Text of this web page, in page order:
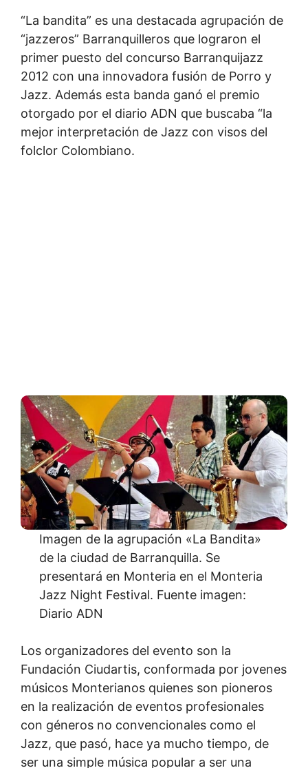
“La bandita” es una destacada agrupación de
“jazzeros” Barranquilleros que lograron el
primer puesto del concurso Barranquijazz
2012 con una innovadora fusión de Porro y
Jazz. Además esta banda ganó el premio
otorgado por el diario ADN que buscaba “la
mejor interpretación de Jazz con visos del
folclor Colombiano.
Imagen de la agrupación «La Bandita»
de la ciudad de Barranquilla. Se
presentará en Monteria en el Monteria
Jazz Night Festival. Fuente imagen:
Diario ADN
Los organizadores del evento son la
Fundación Ciudartis, conformada por jovenes
músicos Monterianos quienes son pioneros
en la realización de eventos profesionales
con géneros no convencionales como el
Jazz, que pasó, hace ya mucho tiempo, de
ser una simple música popular a ser una